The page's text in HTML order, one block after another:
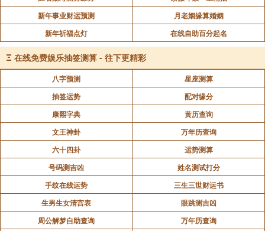
新年事业财运预测
月老姻缘算婚姻
新年祈福点灯
在线自助百分起名
Ξ 在线免费娱乐抽签测算 - 往下更精彩
八字预测
星座测算
抽签运势
配对缘分
康熙字典
黄历查询
文王神卦
万年历查询
六十四卦
运势测算
号码测吉凶
姓名测试打分
手纹在线运势
三生三世财运书
生男生女清宫表
眼跳测吉凶
周公解梦自助查询
万年历查询